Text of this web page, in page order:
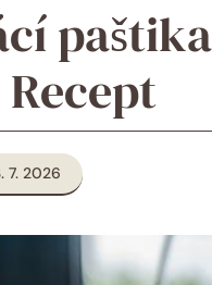
7. 2026